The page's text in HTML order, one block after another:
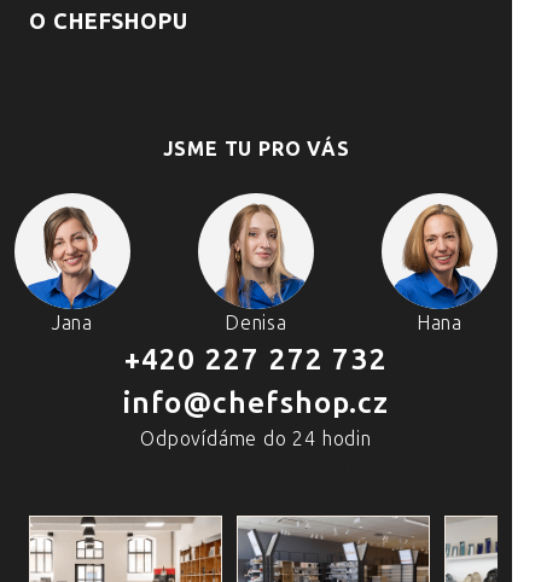
O CHEFSHOPU
JSME TU PRO VÁS
Jana Denisa Hana
+420 227 272 732
info@chefshop.cz
Odpovídáme do 24 hodin